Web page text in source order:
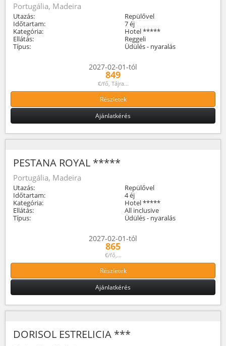
Portugália, Madeira
Utazás:
Repülővel
Időtartam:
7 éj
Kategória:
Hotel *****
Ellátás:
Reggeli
Típus:
Üdülés - nyaralás
2027-02-01-tól
849
€/fő, Tájra...
Részletek
Ajánlatkérés
PESTANA ROYAL *****
Portugália, Madeira
Utazás:
Repülővel
Időtartam:
4 éj
Kategória:
Hotel *****
Ellátás:
All inclusive
Típus:
Üdülés - nyaralás
2027-02-01-tól
865
€/fő,...
Részletek
Ajánlatkérés
DORISOL ESTRELICIA ***